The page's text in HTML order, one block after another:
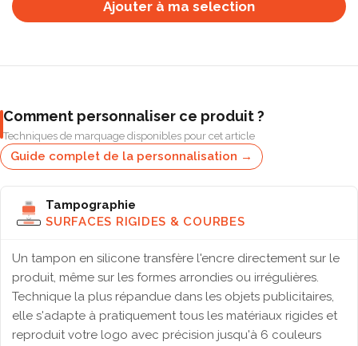
Ajouter à ma selection
Comment personnaliser ce produit ?
Techniques de marquage disponibles pour cet article
Guide complet de la personnalisation →
Tampographie
SURFACES RIGIDES & COURBES
Un tampon en silicone transfère l'encre directement sur le
produit, même sur les formes arrondies ou irrégulières.
Technique la plus répandue dans les objets publicitaires,
elle s'adapte à pratiquement tous les matériaux rigides et
reproduit votre logo avec précision jusqu'à 6 couleurs